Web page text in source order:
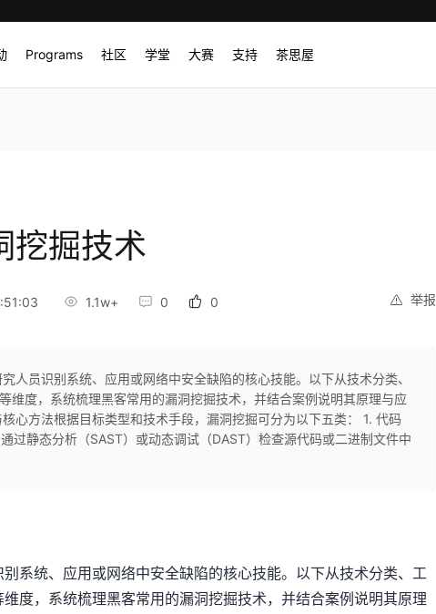
Programs 社区 学堂 大赛 支持 茶思屋
挖掘技术
举报
1.1w+ 0 0
人员识别系统、应用或网络中安全缺陷的核心技能。以下从技术分类、
维度，系统梳理黑客常用的漏洞挖掘技术，并结合案例说明其原理与应
心方法根据目标类型和技术手段，漏洞挖掘可分为以下五类： 1. 代码
过静态分析（SAST）或动态调试（DAST）检查源代码或二进制文件中
系统、应用或网络中安全缺陷的核心技能。以下从技术分类、工
度，系统梳理黑客常用的漏洞挖掘技术，并结合案例说明其原理